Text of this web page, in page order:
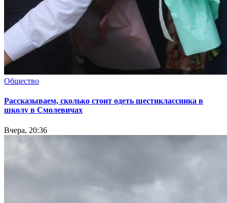
Общество
Рассказываем, сколько стоит одеть шестиклассника в
школу в Смолевичах
Вчера, 20:36